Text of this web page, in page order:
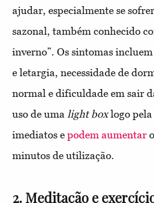
ajudar, especialmente se
sazonal, também conhecido
inverno”. Os sintomas
e letargia, necessidade de
normal e dificuldade em sair
uso de uma light boxlogo pela
imediatos e podem aumentar
minutos de utilização.
2. Meditação e